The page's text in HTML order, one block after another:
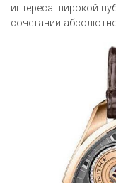
интереса широкой
сочетании